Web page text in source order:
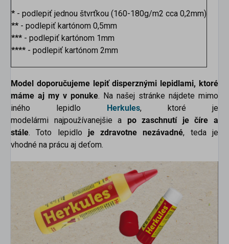
* - podlepiť jednou štvrťkou (160-180g/m2 cca 0,2mm)
** - podlepiť kartónom 0,5mm
*** - podlepiť kartónom 1mm
**** - podlepiť kartónom 2mm
Model doporučujeme lepiť disperznými lepidlami, ktoré
máme aj my v ponuke. Na našej stránke nájdete mimo
iného lepidlo
Herkules, ktoré je
modelármi najpoužívanejšie a po zaschnutí je číre a
stále. Toto lepidlo je zdravotne nezávadné, teda je
vhodné na prácu aj deťom.